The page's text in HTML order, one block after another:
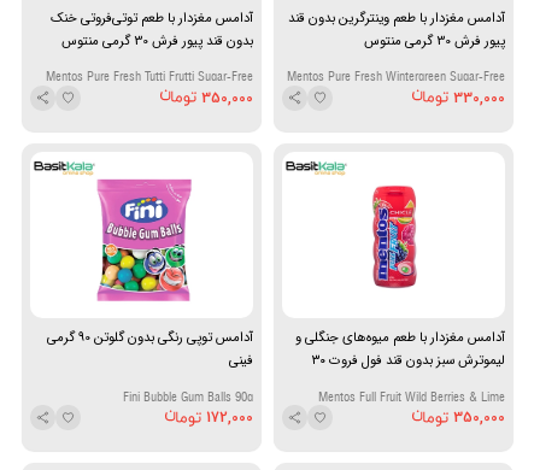
آدامس مغزدار با طعم وینترگرین بدون قند
پیور فرش 30 گرمی منتوس
Mentos Pure Fresh Wintergreen Sugar-Free
Filled Gum 30g
330,000
آدامس مغزدار با طعم توتی‌فروتی خنک
بدون قند پیور فرش 30 گرمی منتوس
Mentos Pure Fresh Tutti Frutti Sugar-Free
Filled Gum 30g
350,000
آدامس مغزدار با طعم میوه‌های جنگلی و
لیموترش سبز بدون قند فول فروت ۳۰
Mentos Full Fruit Wild Berries & Lime
Sugar-Free Filled Gum 30g
350,000
آدامس توپی رنگی بدون گلوتن 90 گرمی
فینی
Fini Bubble Gum Balls 90g
172,000